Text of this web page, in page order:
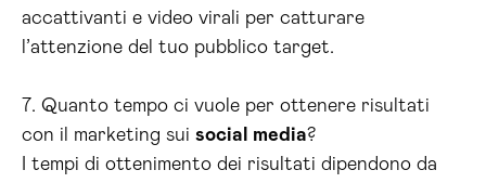
accattivanti e video virali per catturare
l’attenzione del tuo pubblico target.
7. Quanto tempo ci vuole per ottenere risultati
con il marketing sui social media?
I tempi di ottenimento dei risultati dipendono da